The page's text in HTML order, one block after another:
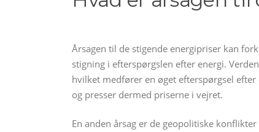
Årsagen til de stigende energipriser kan
stigning i efterspørgslen efter energi.
hvilket medfører en øget efterspørgsel
og presser dermed priserne i vejret.
En anden årsag er de geopolitiske